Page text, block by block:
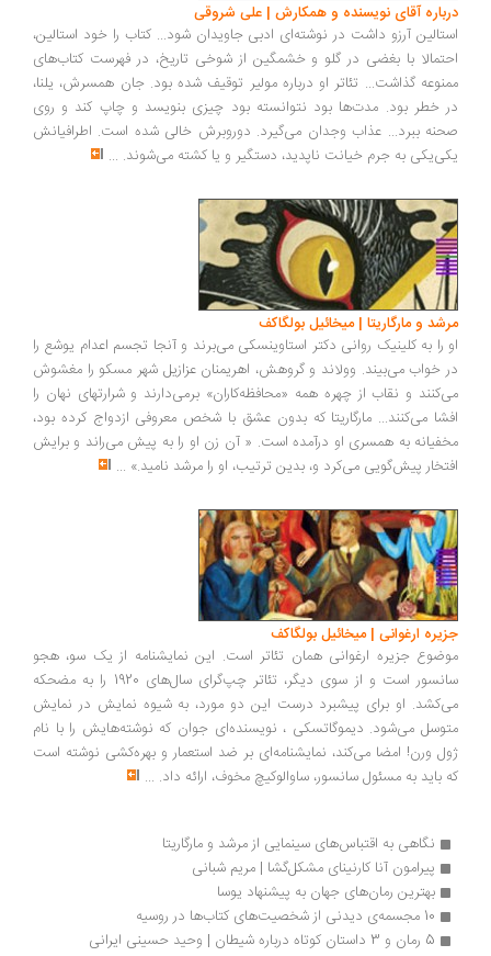
درباره آقای نویسنده و همکارش | علی شروقی
استالین آرزو داشت در نوشته‌ای ادبی جاویدان شود... کتاب را خود استالین،
احتمالا با بغضی در گلو و خشمگین از شوخی تاریخ، در فهرست کتاب‌های
ممنوعه گذاشت... تئاتر او درباره مولیر توقیف شده بود. جان همسرش، یلنا،
در خطر بود. مدت‌ها بود نتوانسته بود چیزی بنویسد و چاپ کند و روی
صحنه ببرد... عذاب وجدان می‌گیرد. دوروبرش خالی شده است. اطرافیانش
یکی‌یکی به جرم خیانت ناپدید، دستگیر و یا کشته می‌شوند. ...
مرشد و مارگاریتا | میخائیل بولگاکف
او را به کلینیک روانی دکتر استاوینسکی می‌برند و آنجا تجسم اعدام یوشع را
در خواب می‌بیند. وولاند و گروهش، اهریمنان عزازیل شهر مسکو را مغشوش
می‌کنند و نقاب از چهره همه «محافظه‌کاران» برمی‌دارند و شرارتهای نهان را
افشا می‌کنند... مارگاریتا که بدون عشق با شخص معروفی ازدواج کرده بود،
مخفیانه به همسری او درآمده است. « آن زن او را به پیش می‌راند و برایش
افتخار پیش‌گویی می‌کرد و، بدین ترتیب،‌ او را مرشد نامید.» ...
جزیره ارغوانی | میخائیل بولگاکف
موضوع جزیره ارغوانی همان تئاتر است. این نمایشنامه از یک سو، هجو
سانسور است و از سوی دیگر، تئاتر چپ‌گرای سال‌های 1920 را به مضحکه
می‌کشد. او برای پیشبرد درست این دو مورد، به شیوه نمایش در نمایش
متوسل می‌شود. دیموگاتسکی ، نویسنده‌ای جوان که نوشته‌هایش را با نام
ژول ورن! امضا می‌کند، نمایشنامه‌ای بر ضد استعمار و بهره‌کشی نوشته است
که باید به مسئول سانسور، ساوالوکیچ مخوف، ارائه داد. ...
نگاهی به اقتباس‌های سینمایی از مرشد و مارگاریتا
پیرامون آنا کارنینای مشکل‌گشا | مریم شبانی
بهترین رمان‌های جهان به پیشنهاد یوسا
10 مجسمه‌ی دیدنی از شخصیت‌های کتاب‌ها در روسیه
5 رمان و 3 داستان کوتاه درباره شیطان | وحید حسینی ایرانی